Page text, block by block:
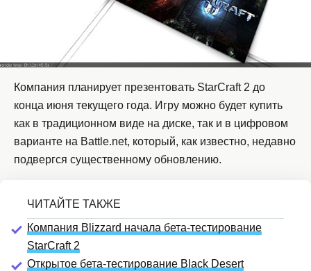
Компания планирует презентовать StarCraft 2 до
конца июня текущего года. Игру можно будет купить
как в традиционном виде на диске, так и в цифровом
варианте на Battle.net, который, как известно, недавно
подвергся существенному обновлению.
Компания Blizzard начала бета-тестирование
StarCraft 2
Открытое бета-тестирование Black Desert